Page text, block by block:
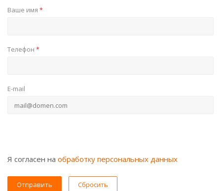
Ваше имя *
Телефон *
E-mail
Я согласен на обработку персональных данных
Сбросить